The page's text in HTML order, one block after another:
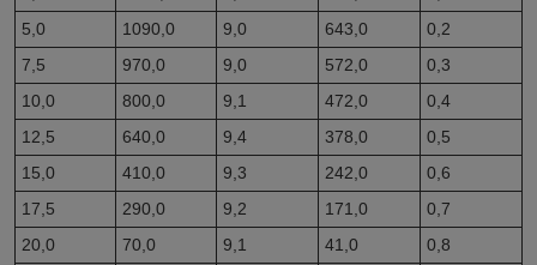
5,0
1090,0 9,0 643,0
0,2
7,5
970,0 9,0 572,0
0,3
10,0
800,0 9,1 472,0
0,4
12,5
640,0 9,4 378,0
0,5
15,0
410,0 9,3 242,0
0,6
17,5
290,0 9,2 171,0
0,7
20,0
70,0 9,1 41,0
0,8